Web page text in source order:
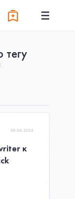
тегу
08.04.2024
к